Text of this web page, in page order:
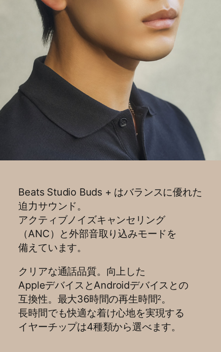
Appleデバイスの​​機能：
ワンタッチペアリングで、​​
iCloudアカウントに​​登録されている​​
すべての​​デバイスに​​すぐに​​接続します
「Hey Siri」
で​​音声アシスタントを​​
ハンズフリーで​​起動します6
iOSデバイスの​​「探す」​​アプリで、​​
イヤーバッドが​​最後に​​検出された​​場所を​​
地図で​​確認できます
ソフトウェアアップデートや​​新機能の​​
追加を​​自動で​​行います
Androidデバイスの​​機能：
Google Fast Pair: お使いの​​
Gmailアカウントに​​登録している、​​すべての​​
Androidデバイスおよび​​Chromeデバイスに​​
ワンタッチで​​自動的に​​ペアリングできます
音声の​​切り​替え：Android、​​
Chromebook、​​その​​他の​​対応デバイスの​​
間で​​シームレスに​​サウンドを​​切り​
替えられます 8
デバイスを​​探す：Googleの​​「デバイスを​​
探す」​​機能を​​使えば、​​なくした​​
イヤーバッドを​​簡単に​​探せます9
Beats Studio Buds + は​​バランスに​​優れた​​
迫力サウンド。​​
アクティブノイズキャンセリング​
（ANC）と​​外部​​音取り込みモードを​​
備えています。
クリアな​​通話品質。​​向上した​​
Appleデバイスと​​Androidデバイスとの​​
互換性。​​最大36時間の​​再生時間2。​​
長時間でも​​快適な​​着け心地を​​実現する​​
イヤーチップは​​4種類から​​選べます。